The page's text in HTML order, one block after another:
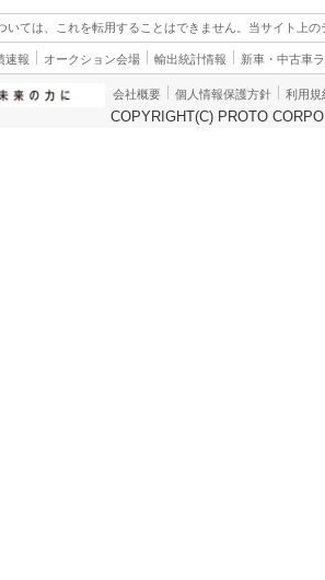
いては、これを転用することはできません。当サイト上
速報 オークション会場 輸出統計情報 新車・中古車
会社概要 個人情報保護方針 利用規
COPYRIGHT(C) PROTO